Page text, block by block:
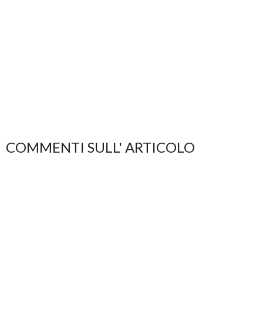
COMMENTI SULL' ARTICOLO